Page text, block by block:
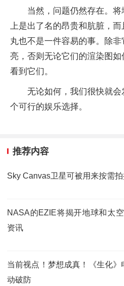
当然，问题仍然存在。
上是出了名的昂贵和肮脏，
丸也不是一件容易的事。除
亮，否则无论它们的渲染图
看到它们。
无论如何，我们很快就
个可行的娱乐选择。
推荐内容
Sky Canvas卫星可被用来按需
NASA的EZIE将揭开地球和太
资讯
当前视点！梦想成真！《生化
动破防